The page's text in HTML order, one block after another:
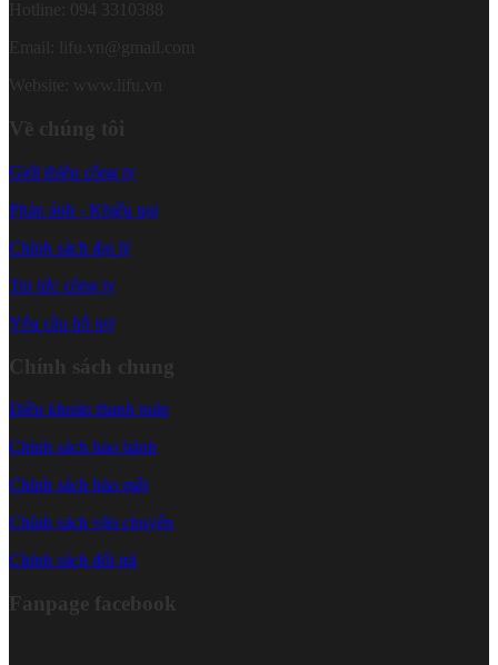
Hotline: 094 3310388
Về chúng tôi
Giới thiệu công ty
Phản ánh - Khiếu nại
Chính sách đại lý
Tin tức công ty
Yêu cầu hỗ trợ
Chính sách chung
Điều khoản thanh toán
Chính sách bảo hành
Chính sách bảo mật
Chính sách vận chuyển
Chính sách đổi trả
Fanpage facebook